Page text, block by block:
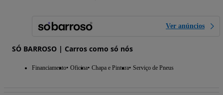
Ver anúncios
SÓ BARROSO | Carros como só nós
Financiamento Oficina Chapa e Pintura Serviço de Pneus